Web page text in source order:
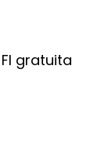
gratuita